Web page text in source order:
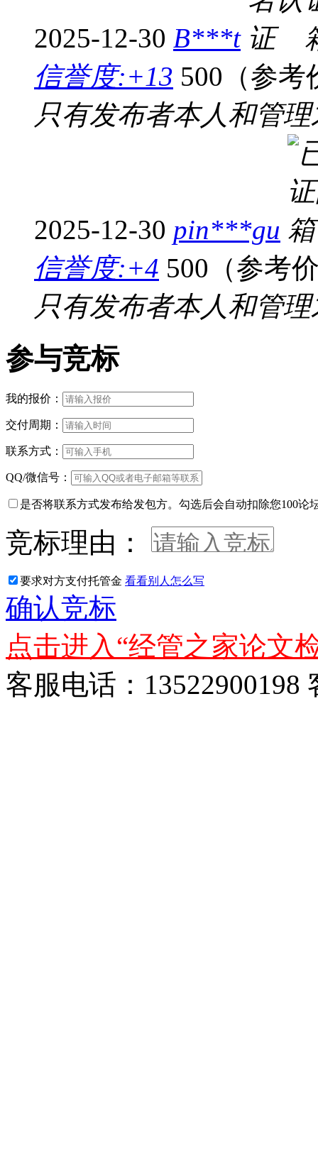
2025-12-30 B***t
信誉度:+13 500（参考
只有发布者本人和管
2025-12-30 pin***gu
信誉度:+4 500（参考
只有发布者本人和管
参与竞标
我的报价：
交付周期：
联系方式：
QQ/微信号：
是否将联系方式发布给发包方。勾选后会自动扣除您100论
竞标理由：
要求对方支付托管金 看看别人怎么写
确认竞标
点击进入“经管之家论文
客服电话：13522900198